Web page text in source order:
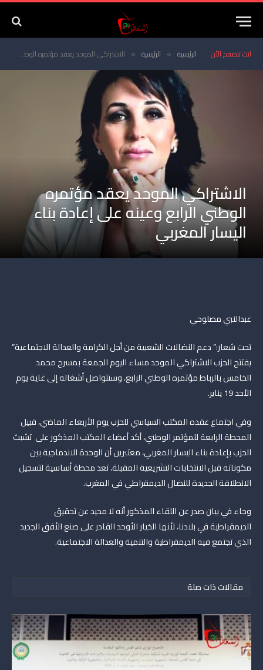
انت تتصفح الأن الرئيسية » الرئيسية » الاشتراكي الموحد يعقد مؤتمره الوطني الرابع وعينه على إعادة بناء اليسار المغربي
الاشتراكي الموحد يعقد مؤتمره
الوطني الرابع وعينه على إعادة بناء
اليسار المغربي
عبدالنبي مصلوحي
تحت شعار:” دعم النضالات الشعبية من أجل الكرامة والعدالة الاجتماعية”
يفتتح الحزب الاشتراكي الموحد مساء اليوم الجمعة بمسرح محمد
الخامس بالرباط مؤتمره الوطني الرابع، وستتواصل أشغاله إلى غاية يوم
الأحد 19 يناير.
وفي اجتماع عقده المكتب السياسي للحزب يوم الأربعاء الماضي، قبيل
المحطة الرابعة للمؤتمر الوطني، أكد أعضاء المكتب المذكور على تشبث
الحزب بإعادة بناء اليسار المغربي، معتبرين أن الوحدة الاندماجية بين
مكوناته قبل الانتخابات التشريعية المقبلة، تعد محطة أساسية لتسجيل
الانطلاقة الجديدة للنضال الديمقراطي في المغرب.
وجاء في بيان صدر عن اللقاء المذكور أنه لا محيد عن تحقيق
الديمقراطية في بلادنا، لأنها الخيار الأوحد القادر على صنع الأفق الجديد
الذي تجتمع فيه الديمقراطية والتنمية والعدالة الاجتماعية.
مقالات ذات صلة